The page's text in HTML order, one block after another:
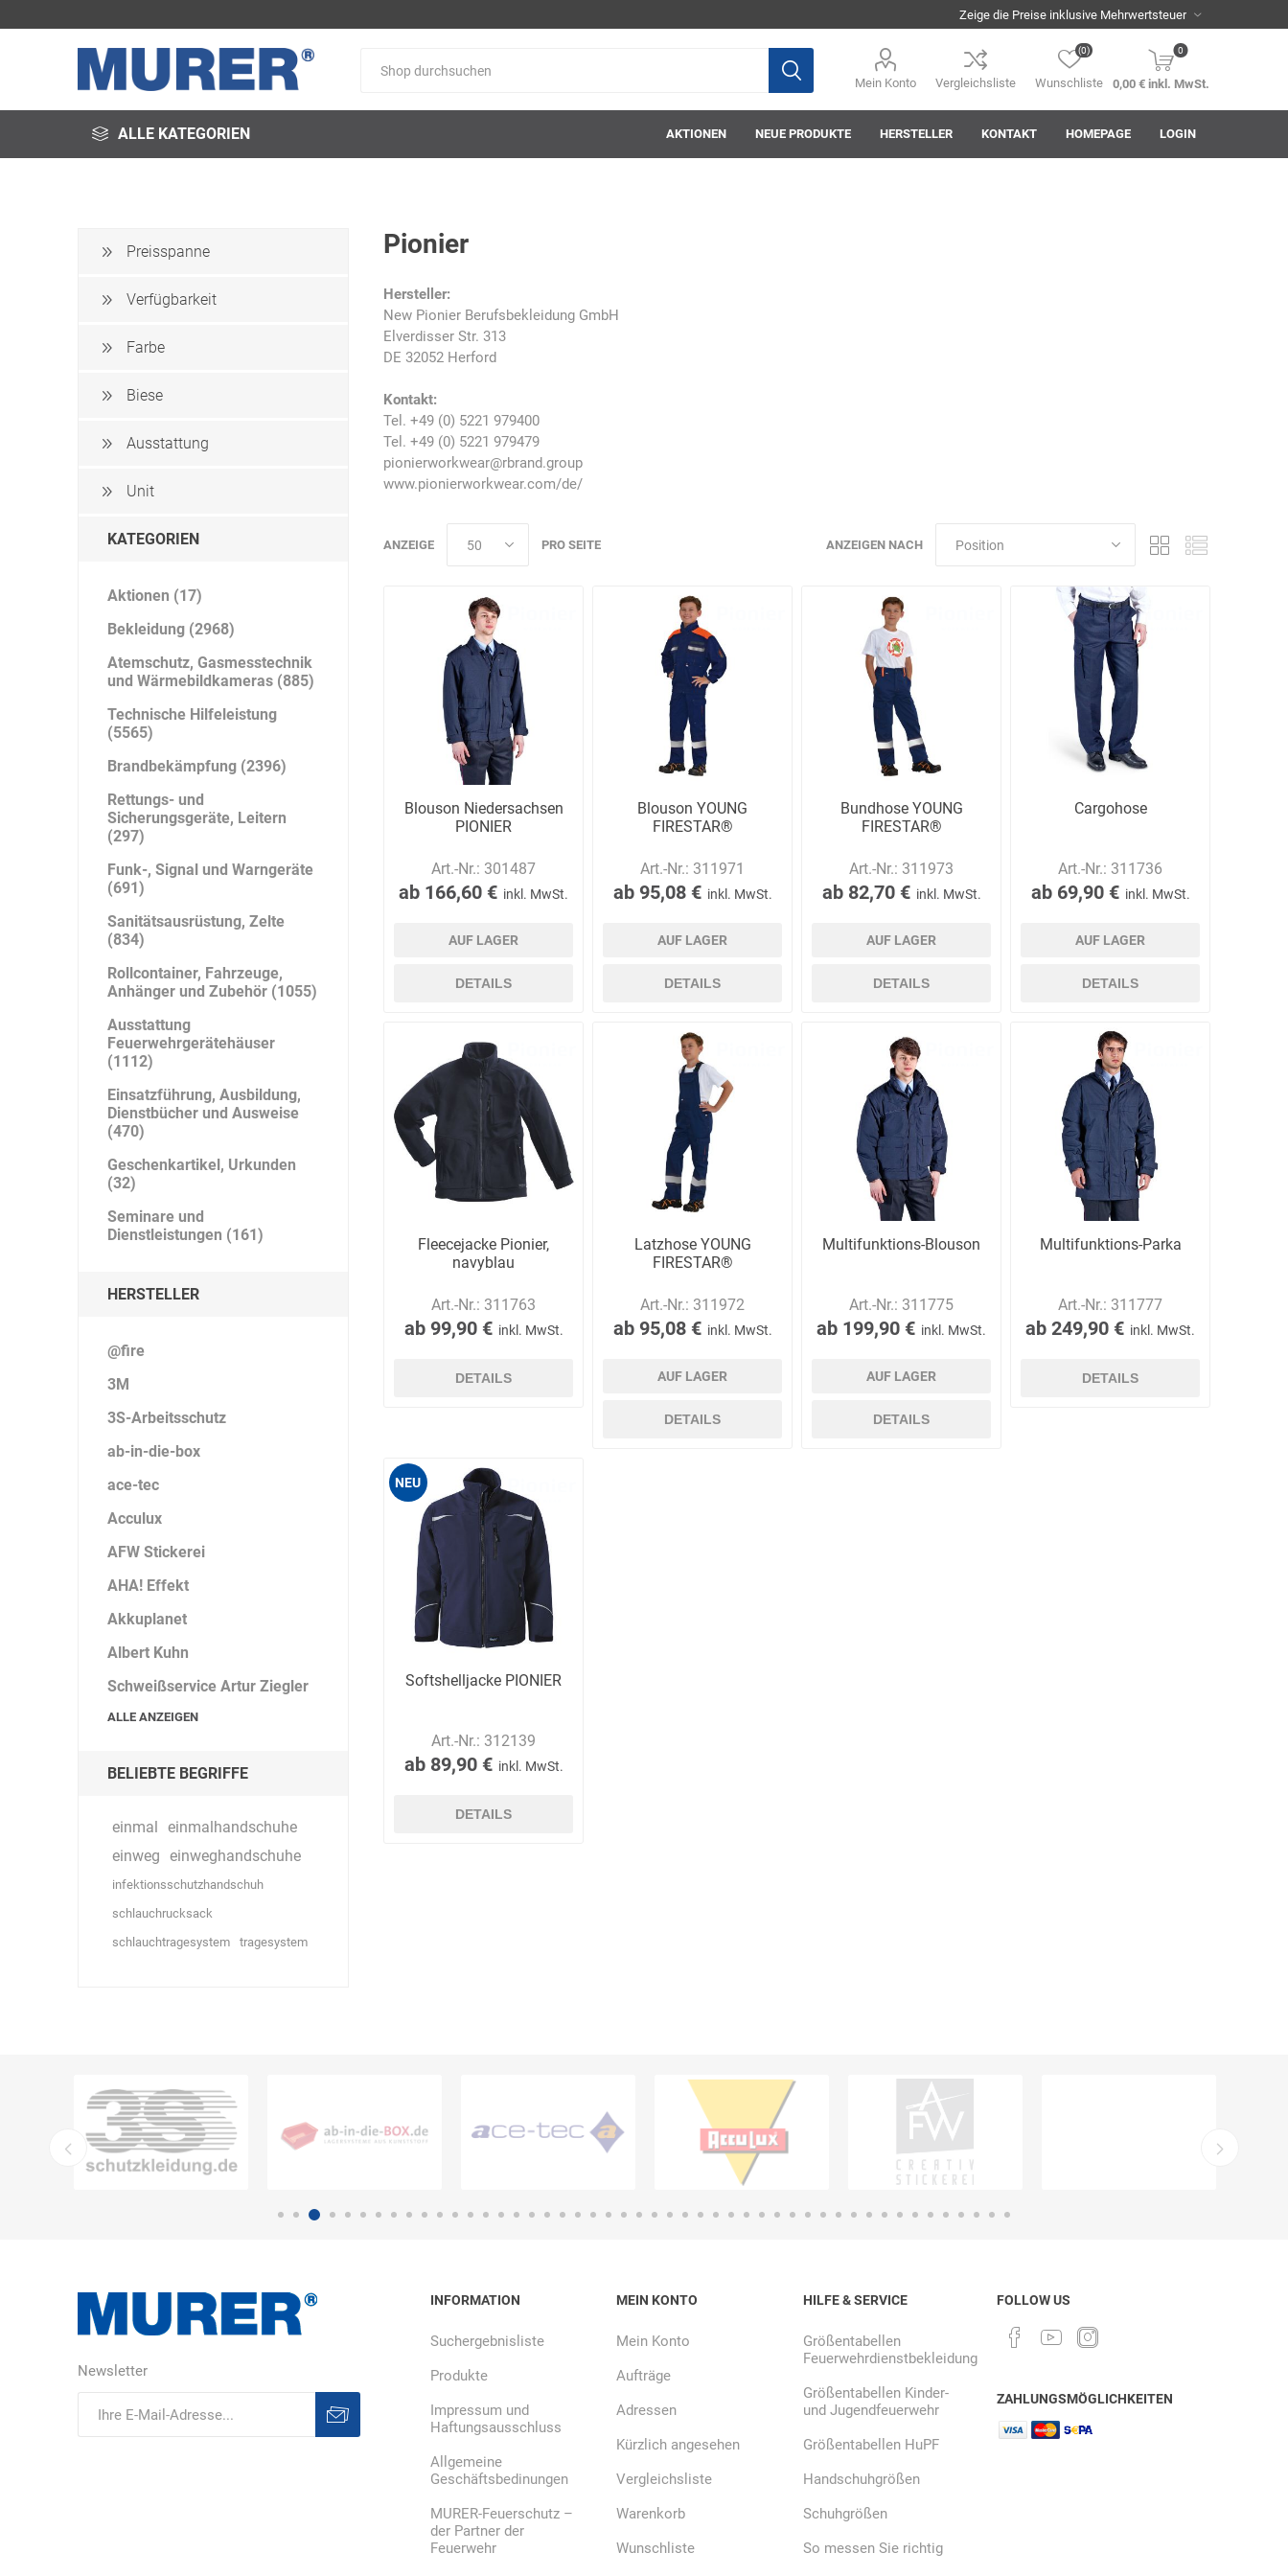
Mein Konto Vergleichsliste Wunschliste
(0) 0
0,00 € inkl. MwSt.
ALLE KATEGORIEN AKTIONEN NEUE PRODUKTE HERSTELLER
Arbeitsschutz
Alwit
automess AWG Axcom Bandelin Bandle BartelsRieger Barth
Beal Bender Beos Bieri
Big Fire (B. S.
Belüftungs-
GmbH)
Bioex
Bito Boorberg BOSCH
BrandschutztechnikBrandschutztechnik
Bücking
dreinaht
Cer112 comazo contradis
Möbelsysteme
CRANE® Der Klassiker Der Klassiker DermaPurge
DIEFLEX Dietrich & Co.
Renne
Schumacher
Ware
Storck
Professional
ELECTRO-
Elried
KONTAKT HOMEPAGE LOGIN
Pionier
Hersteller:
New Pionier Berufsbekleidung GmbH
Elverdisser Str. 313
DE 32052 Herford
Kontakt:
Tel. +49 (0) 5221 979400
Tel. +49 (0) 5221 979479
pionierworkwear@rbrand.group
www.pionierworkwear.com/de/
ANZEIGEN NACH
ANZEIGE PRO SEITE
Blouson Niedersachsen
PIONIER
Art.-Nr.: 301487
ab 166,60 € inkl. MwSt.
AUF LAGER
DETAILS
Blouson YOUNG
FIRESTAR®
Art.-Nr.: 311971
ab 95,08 € inkl. MwSt.
AUF LAGER
DETAILS
Bundhose YOUNG
FIRESTAR®
Art.-Nr.: 311973
ab 82,70 € inkl. MwSt.
AUF LAGER
DETAILS
Cargohose
Art.-Nr.: 311736
ab 69,90 € inkl. MwSt.
AUF LAGER
DETAILS
Fleecejacke Pionier,
navyblau
Art.-Nr.: 311763
ab 99,90 € inkl. MwSt.
DETAILS
Latzhose YOUNG
FIRESTAR®
Art.-Nr.: 311972
ab 95,08 € inkl. MwSt.
AUF LAGER
DETAILS
Multifunktions-Blouson
Art.-Nr.: 311775
ab 199,90 € inkl. MwSt.
AUF LAGER
DETAILS
Multifunktions-Parka
Art.-Nr.: 311777
ab 249,90 € inkl. MwSt.
DETAILS
NEU
Softshelljacke PIONIER
Art.-Nr.: 312139
ab 89,90 € inkl. MwSt.
DETAILS
Preisspanne
Verfügbarkeit
Farbe
Biese
Ausstattung
Unit
KATEGORIEN
Aktionen (17)
Bekleidung (2968)
Atemschutz, Gasmesstechnik
und Wärmebildkameras (885)
Technische Hilfeleistung
(5565)
Brandbekämpfung (2396)
Rettungs- und
Sicherungsgeräte, Leitern
(297)
Funk-, Signal und Warngeräte
(691)
Sanitätsausrüstung, Zelte
(834)
Rollcontainer, Fahrzeuge,
Anhänger und Zubehör (1055)
Ausstattung
Feuerwehrgerätehäuser
(1112)
Einsatzführung, Ausbildung,
Dienstbücher und Ausweise
(470)
Geschenkartikel, Urkunden
(32)
Seminare und
Dienstleistungen (161)
HERSTELLER
@fire
3M
3S-Arbeitsschutz
ab-in-die-box
ace-tec
Acculux
AFW Stickerei
AHA! Effekt
Akkuplanet
Albert Kuhn
Schweißservice Artur Ziegler
ALLE ANZEIGEN
BELIEBTE BEGRIFFE
einmal einmalhandschuhe
einweg einweghandschuhe
infektionsschutzhandschuh
schlauchrucksack
schlauchtragesystem
tragesystem
Newsletter
INFORMATION
Suchergebnisliste
Produkte
Impressum und
Haftungsausschluss
Allgemeine
Geschäftsbedinungen
MURER-Feuerschutz –
der Partner der
Feuerwehr
MEIN KONTO
Mein Konto
Aufträge
Adressen
Kürzlich angesehen
Vergleichsliste
Warenkorb
Wunschliste
HILFE & SERVICE
Größentabellen
Feuerwehrdienstbekleidung
Größentabellen Kinder-
und Jugendfeuerwehr
Größentabellen HuPF
Handschuhgrößen
Schuhgrößen
So messen Sie richtig
FOLLOW US
ZAHLUNGSMÖGLICHKEITEN